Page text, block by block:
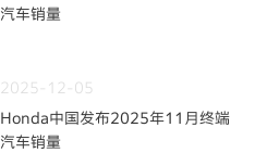
汽车销量
2025-12-05
Honda中国发布2025年11月终端
汽车销量